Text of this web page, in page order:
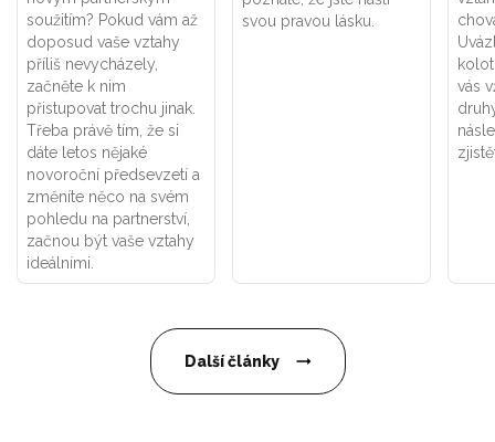
soužitím? Pokud vám až
doposud vaše vztahy
příliš nevycházely,
začněte k nim
přistupovat trochu jinak.
Třeba právě tím, že si
dáte letos nějaké
novoroční předsevzetí a
změníte něco na svém
pohledu na partnerství,
začnou být vaše vztahy
ideálními.
svou pravou lásku.
vás
Další články